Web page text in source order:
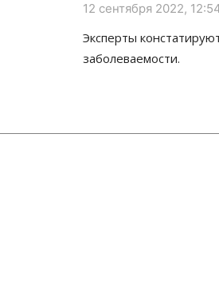
12 сентября 2022,
Эксперты
заболеваемости.